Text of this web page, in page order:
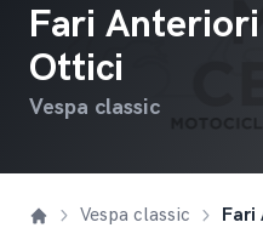
Fari
Ottici
Vespa classic
Vespa classic Fari